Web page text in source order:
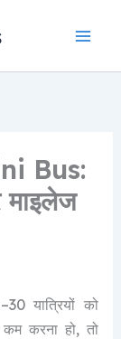
Bus:
माइलेज
यात्रियों को
करना हो, तो